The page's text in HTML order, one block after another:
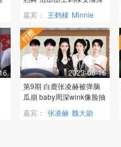
嘉宾： 王鹤棣 Minnie
2023-06-16
第9期 白鹿张凌赫被弹脑
瓜崩 baby周深wink像脸抽
嘉宾： 张凌赫 魏大勋